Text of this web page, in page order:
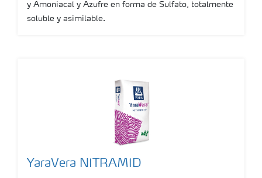
y Amoniacal y Azufre en forma de Sulfato, totalmente
soluble y asimilable.
YaraVera NITRAMID